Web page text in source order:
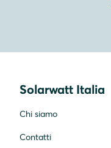
Solarwatt Italia
Chi siamo
Contatti